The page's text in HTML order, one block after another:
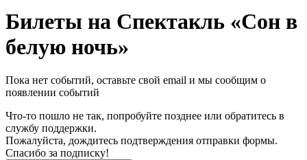
Билеты на Спектакль «Сон в
белую ночь»
Пока нет событий, оставьте свой email и мы сообщим о
появлении событий
Что-то пошло не так, попробуйте позднее или обратитесь в
службу поддержки.
Пожалуйста, дождитесь подтверждения отправки формы.
Спасибо за подписку!